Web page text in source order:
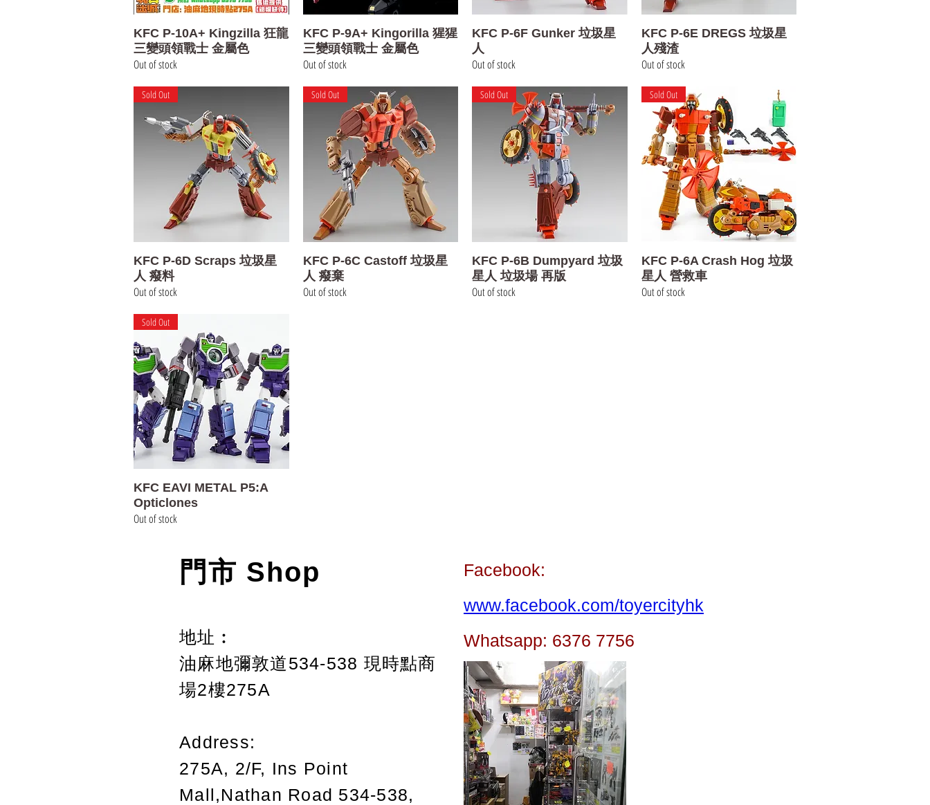
Quick View
KFC P-10A+ Kingzilla 狂龍
三變頭領戰士 金屬色
Out of stock
Quick View
KFC P-9A+ Kingorilla 猩猩
三變頭領戰士 金屬色
Out of stock
Quick View
KFC P-6F Gunker 垃圾星
人
Out of stock
Quick View
KFC P-6E DREGS 垃圾星
人殘渣
Out of stock
Quick View
Sold Out
KFC P-6D Scraps 垃圾星
人 癈料
Out of stock
Quick View
Sold Out
KFC P-6C Castoff 垃圾星
人 癈棄
Out of stock
Quick View
Sold Out
KFC P-6B Dumpyard 垃圾
星人 垃圾場 再版
Out of stock
Quick View
Sold Out
KFC P-6A Crash Hog 垃圾
星人 營救車
Out of stock
Quick View
Sold Out
KFC EAVI METAL P5:A
Opticlones
Out of stock
門市 Shop
地址︰
油麻地彌敦道534-538 現時點商
場2樓275A
Address:
275A, 2/F, Ins Point
Mall,Nathan Road 534-538,
Facebook:
www.facebook.com/toyercityhk
Whatsapp: 6376 7756